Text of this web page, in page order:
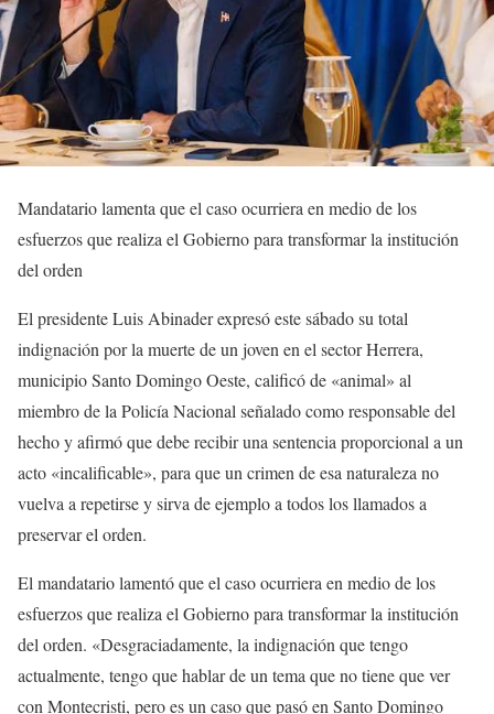
Mandatario lamenta que el caso ocurriera en medio de los
esfuerzos que realiza el Gobierno para transformar la institución
del orden
El presidente Luis Abinader expresó este sábado su total
indignación por la muerte de un joven en el sector Herrera,
municipio Santo Domingo Oeste, calificó de «animal» al
miembro de la Policía Nacional señalado como responsable del
hecho y afirmó que debe recibir una sentencia proporcional a un
acto «incalificable», para que un crimen de esa naturaleza no
vuelva a repetirse y sirva de ejemplo a todos los llamados a
preservar el orden.
El mandatario lamentó que el caso ocurriera en medio de los
esfuerzos que realiza el Gobierno para transformar la institución
del orden. «Desgraciadamente, la indignación que tengo
actualmente, tengo que hablar de un tema que no tiene que ver
con Montecristi, pero es un caso que pasó en Santo Domingo